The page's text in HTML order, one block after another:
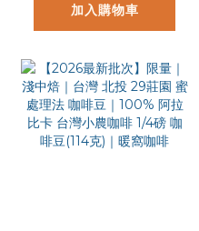
加入購物車